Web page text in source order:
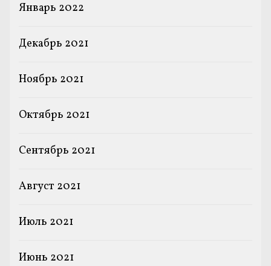
Январь 2022
Декабрь 2021
Ноябрь 2021
Октябрь 2021
Сентябрь 2021
Август 2021
Июль 2021
Июнь 2021